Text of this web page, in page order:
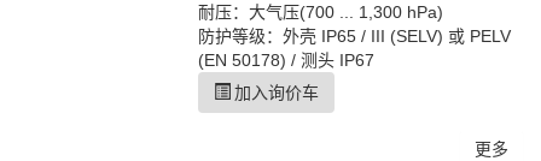
耐压：大气压(700 ... 1,300 hPa)
防护等级：外壳 IP65 / III (SELV) 或 PELV
(EN 50178) / 测头 IP67
加入询价车
更多